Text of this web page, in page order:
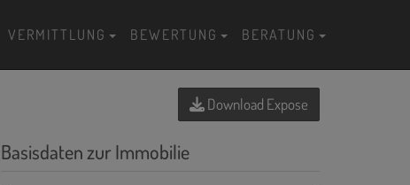
VERMITTLUNG BEWERTUNG BERATUNG
Download Expose
Basisdaten zur Immobilie